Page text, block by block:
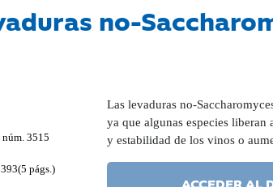
no-
3515
págs.)
Las levaduras no-
ya que algunas especies
y estabilidad de los vinos o
ACCEDER AL